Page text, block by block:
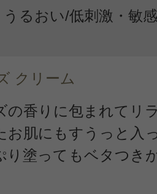
るおい/低刺激・敏
クリーム
の香りに包まれてリ
お肌にもすうっと入
り塗ってもベタつき